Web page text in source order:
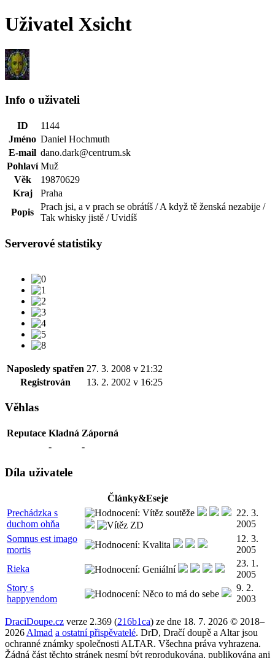
Uživatel Xsicht
Info o uživateli
ID
1144
Jméno Daniel Hochmuth
E-mail dano.dark@centrum.sk
Pohlaví Muž
Věk
19870629
Kraj
Praha
Popis
Prach jsi, a v prach se obrátíš / A když tě ženská nezabije /
Tak whisky jistě / Uvidíš
Serverové statistiky
Naposledy spatřen 27. 3. 2008 v 21:32
Registrován
13. 2. 2002 v 16:25
Věhlas
Reputace Kladná Záporná
-
-
Díla uživatele
Články&Eseje
Prechádzka s
duchom ohňa
22. 3.
2005
Somnus est imago
mortis
12. 3.
2005
Rieka
23. 1.
2005
Story s
happyendom
9. 2.
2003
DraciDoupe.cz verze 2.369 (216b1ca) ze dne 18. 7. 2026 © 2018–
2026 Almad a ostatní přispěvatelé. DrD, Dračí doupě a Altar jsou
ochranné známky společnosti ALTAR. Všechna práva vyhrazena.
Žádná část těchto stránek nesmí být reprodukována, publikována ani